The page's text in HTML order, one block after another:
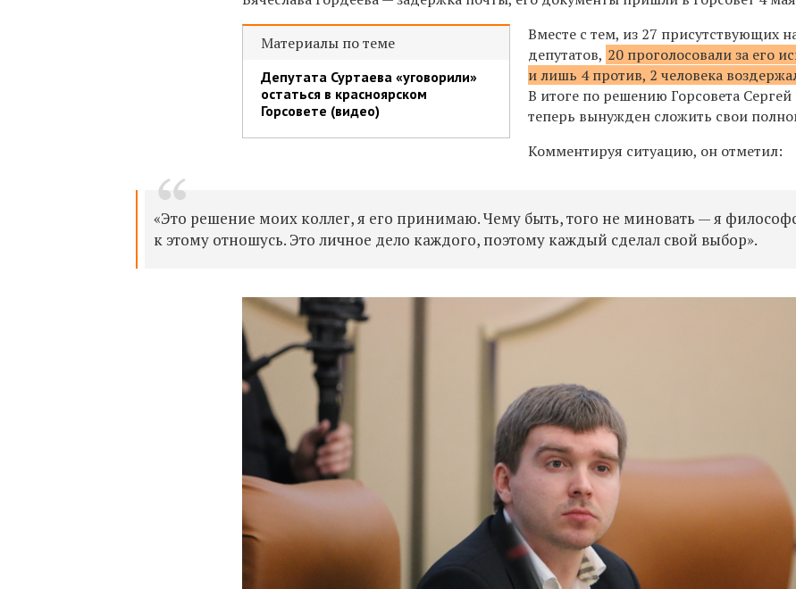
Материалы по теме
Депутата Суртаева «уговорили»
остаться в красноярском
Горсовете (видео)
Вместе с тем, из 27 присутствующих
депутатов, 20 проголосовали за его
и лишь 4 против, 2 человека
В итоге по решению Горсовета Сергей
теперь вынужден сложить свои
Комментируя ситуацию, он отметил:
«Это решение моих коллег, я его принимаю. Чему быть, того не миновать — я
к этому отношусь. Это личное дело каждого, поэтому каждый сделал свой выбор».